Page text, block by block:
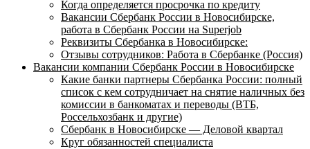
Когда определяется просрочка по кредиту
Вакансии Сбербанк России в Новосибирске,
работа в Сбербанк России на Superjob
Реквизиты Сбербанка в Новосибирске:
Отзывы сотрудников: Работа в Сбербанке (Россия)
Вакансии компании Сбербанк России в Новосибирске
Какие банки партнеры Сбербанка России: полный
список с кем сотрудничает на снятие наличных без
комиссии в банкоматах и переводы (ВТБ,
Россельхозбанк и другие)
Сбербанк в Новосибирске — Деловой квартал
Круг обязанностей специалиста